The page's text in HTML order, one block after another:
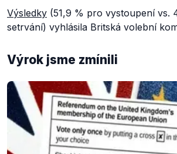
Výsledky (51,9 % pro vystoupení vs.
setrvání) vyhlásila Britská volební
Výrok jsme zmínili